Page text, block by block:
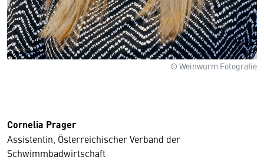
© Weinwurm Fotografie
Cornelia Prager
Assistentin, Österreichischer Verband der
Schwimmbadwirtschaft